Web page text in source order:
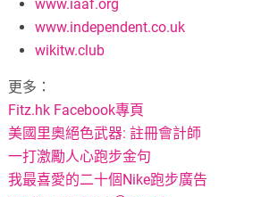
www.iaaf.org
www.independent.co.uk
wikitw.club
更多：
Fitz.hk Facebook專頁
美國里奧絕色武器: 註冊會計師
一打激勵人心跑步金句
我最喜愛的二十個Nike跑步廣告